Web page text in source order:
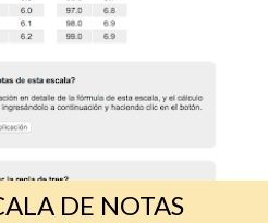
DE NOTAS